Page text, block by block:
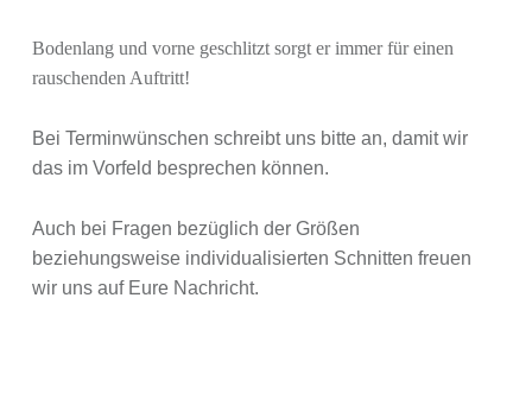
Bodenlang und vorne geschlitzt sorgt er immer für einen
rauschenden Auftritt!
Bei Terminwünschen schreibt uns bitte an, damit wir
das im Vorfeld besprechen können.
Auch bei Fragen bezüglich der Größen
beziehungsweise individualisierten Schnitten freuen
wir uns auf Eure Nachricht.